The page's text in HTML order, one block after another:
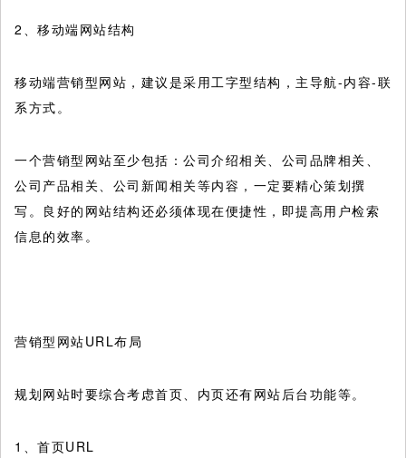
2、移动端网站结构
移动端营销型网站，建议是采用工字型结构，主导航-内容-联
系方式。
一个营销型网站至少包括：公司介绍相关、公司品牌相关、
公司产品相关、公司新闻相关等内容，一定要精心策划撰
写。良好的网站结构还必须体现在便捷性，即提高用户检索
信息的效率。
营销型网站URL布局
规划网站时要综合考虑首页、内页还有网站后台功能等。
1、首页URL